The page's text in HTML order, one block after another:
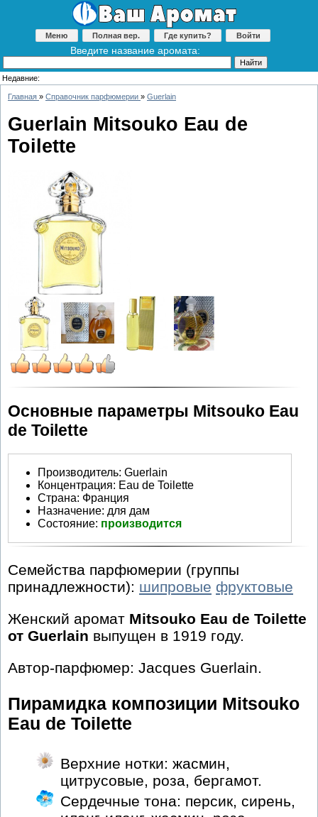
Меню Полная вер. Где купить? Войти
Введите название аромата:
Недавние:
Главная » Справочник парфюмерии » Guerlain
Guerlain Mitsouko Eau de
Toilette
Основные параметры Mitsouko Eau
de Toilette
Производитель: Guerlain
Концентрация: Eau de Toilette
Страна: Франция
Назначение: для дам
Состояние: производится
Семейства парфюмерии (группы
принадлежности): шипровые фруктовые
Женский аромат Mitsouko Eau de Toilette
от Guerlain выпущен в 1919 году.
Автор-парфюмер: Jacques Guerlain.
Пирамидка композиции Mitsouko
Eau de Toilette
Верхние нотки: жасмин,
цитрусовые, роза, бергамот.
Сердечные тона: персик, сирень,